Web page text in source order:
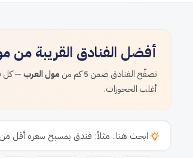
أفضل الفنادق القريبة من
تصفّح الفنادق ضمن 5 كم من مول العرب— كل
أغلب الحجوزات.